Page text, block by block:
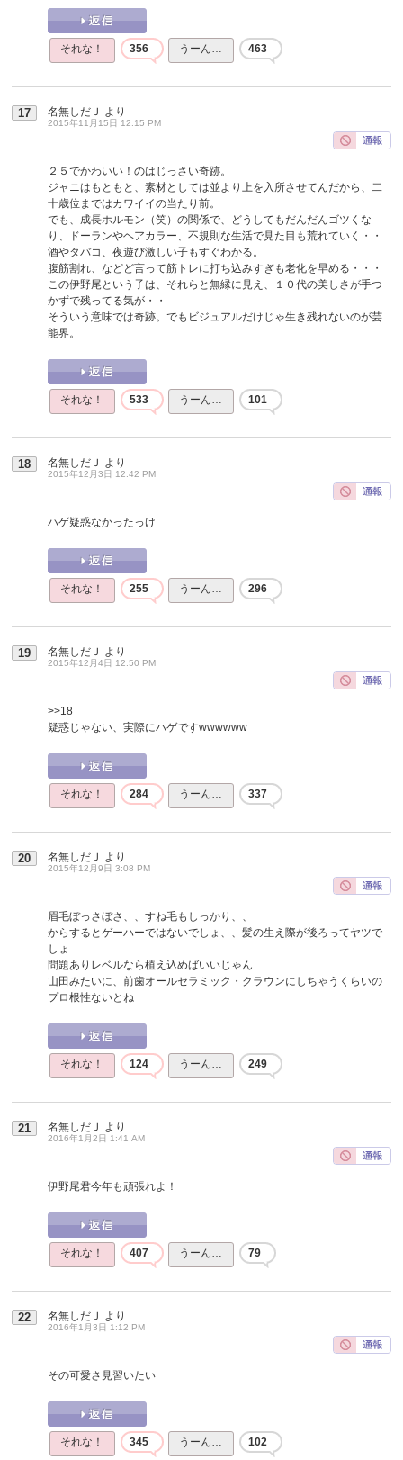
それな！ 356 うーん… 463
17 名無しだＪ より
2015年11月15日 12:15 PM
２５でかわいい！のはじっさい奇跡。
ジャニはもともと、素材としては並より上を入所させてんだから、二
十歳位まではカワイイの当たり前。
でも、成長ホルモン（笑）の関係で、どうしてもだんだんゴツくな
り、ドーランやヘアカラー、不規則な生活で見た目も荒れていく・・
酒やタバコ、夜遊び激しい子もすぐわかる。
腹筋割れ、などど言って筋トレに打ち込みすぎも老化を早める・・・
この伊野尾という子は、それらと無縁に見え、１０代の美しさが手つ
かずで残ってる気が・・
そういう意味では奇跡。でもビジュアルだけじゃ生き残れないのが芸
能界。
それな！ 533 うーん… 101
18 名無しだＪ より
2015年12月3日 12:42 PM
ハゲ疑惑なかったっけ
それな！ 255 うーん… 296
19 名無しだＪ より
2015年12月4日 12:50 PM
>>18
疑惑じゃない、実際にハゲですwwwwww
それな！ 284 うーん… 337
20 名無しだＪ より
2015年12月9日 3:08 PM
眉毛ぼっさぼさ、、すね毛もしっかり、、
からするとゲーハーではないでしょ、、髪の生え際が後ろってヤツで
しょ
問題ありレベルなら植え込めばいいじゃん
山田みたいに、前歯オールセラミック・クラウンにしちゃうくらいの
プロ根性ないとね
それな！ 124 うーん… 249
21 名無しだＪ より
2016年1月2日 1:41 AM
伊野尾君今年も頑張れよ！
それな！ 407 うーん… 79
22 名無しだＪ より
2016年1月3日 1:12 PM
その可愛さ見習いたい
それな！ 345 うーん… 102